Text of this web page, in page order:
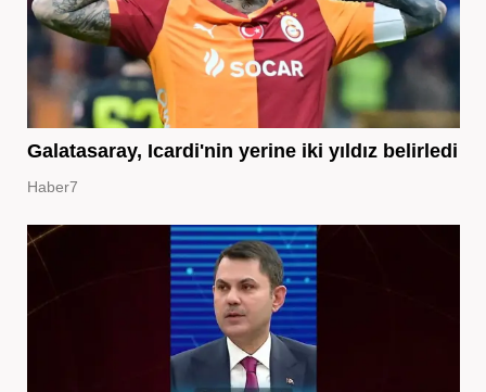
Galatasaray, Icardi'nin yerine iki yıldız belirledi
Haber7